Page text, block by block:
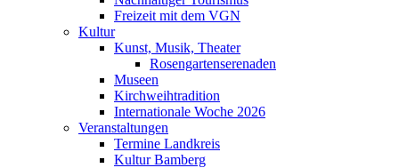
Freizeit mit dem VGN
Kultur
Kunst, Musik, Theater
Rosengartenserenaden
Museen
Kirchweihtradition
Internationale Woche 2026
Veranstaltungen
Termine Landkreis
Kultur Bamberg